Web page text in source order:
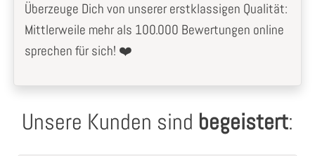
Überzeuge Dich von unserer erstklassigen Qualität:
Mittlerweile mehr als 100.000 Bewertungen online
sprechen für sich! ❤️
Unsere Kunden sind begeistert: